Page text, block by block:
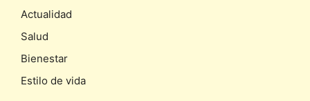
Actualidad
Salud
Bienestar
Estilo de vida